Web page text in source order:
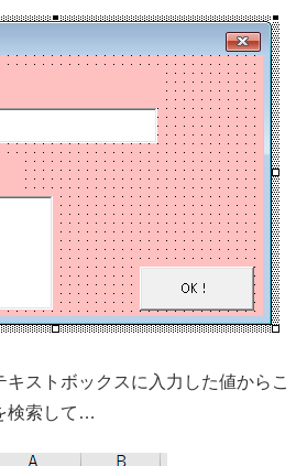
ストボックスに入力した値からこ
検索して…